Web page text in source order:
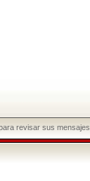
revisar sus mensajes